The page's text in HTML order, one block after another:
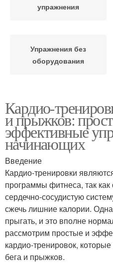
упражнения
Упражнения без
оборудования
Упражнения для кардио
Кардио-
и прыжков:
эффективные
начинающих
Введение
Кардио-тренировки
программы фитнеса, так
сердечно-сосудистую
сжечь лишние калории.
прыгать, и это вполне
рассмотрим простые и
кардио-тренировок,
бега и прыжков.